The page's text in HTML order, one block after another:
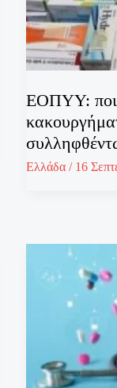
ΕΟΠΥΥ:
Ελλάδα/ 16